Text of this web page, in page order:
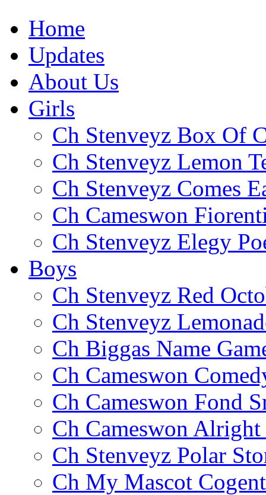
Home
Updates
About Us
Girls
Ch Stenveyz Box Of
Ch Stenveyz Lemon
Ch Stenveyz Comes
Ch Cameswon
Ch Stenveyz Elegy
Boys
Ch Stenveyz Red
Ch Stenveyz
Ch Biggas Name
Ch Cameswon
Ch Cameswon Fond
Ch Cameswon
Ch Stenveyz Polar
Ch My Mascot Cogent